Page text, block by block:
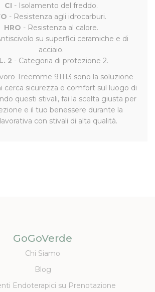
CI - Isolamento del freddo.
- Resistenza agli idrocarburi.
HRO - Resistenza al calore.
su superfici ceramiche e di
acciaio.
2 - Categoria di protezione 2.
Treemme 91113 sono la soluzione
cerca sicurezza e comfort sul luogo di
questi stivali, fai la scelta giusta per
e il tuo benessere durante la
con stivali di alta qualità.
GoGoVerde
Chi Siamo
Blog
Endoterapici su Prenotazione